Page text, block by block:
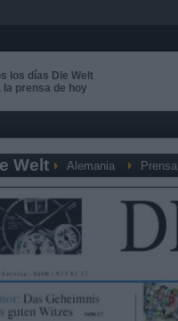
los días Die Welt
la prensa de hoy
Welt Alemania